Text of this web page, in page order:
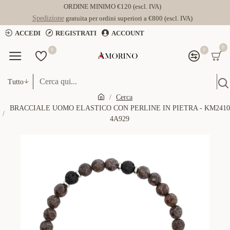
ORDINE MINIMO €120 (escl. IVA)
Spedizionegratuita per ordini superiori a €800 (escl. IVA)
ACCEDI
REGISTRATI ACCOUNT
0 0 0
Tutto
Cerca
BRACCIALE UOMO ELASTICO CON PERLINE IN PIETRA - KM2410
4A929